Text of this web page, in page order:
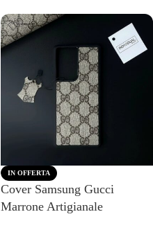
IN OFFERTA
Cover Samsung Gucci
Marrone Artigianale